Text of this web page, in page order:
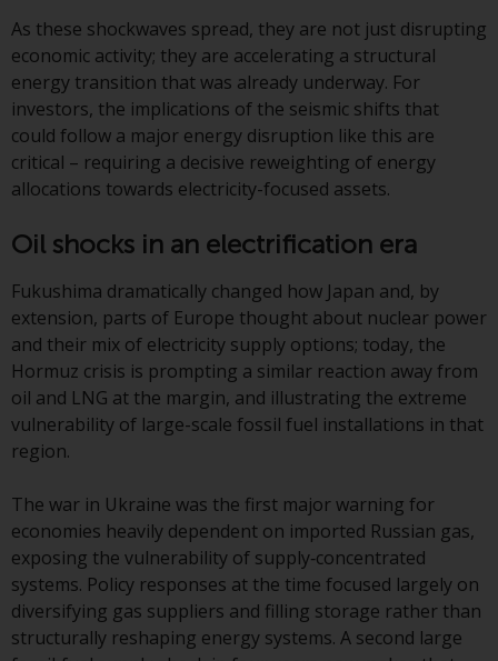
entsprechenden Regelungen, die
diese Regelungen in britisches
Recht umgesetzt und dann beim
Austritt des Vereinigten
Königreichs aus der Europäischen
Union ersetzt haben; es kann
jedoch zusätzliche Anforderungen
Anlage verbieten.
Dementsprechend sind Sie
verpflichtet, sich über solche
Einschränkungen zu informieren
und diese zu beachten. Auf dieser
Website erwähnte Produkte oder
Dienstleistungen sind nur für den
Vertrieb in jenen
denen und an diejenigen
Personen, denen das Anbieten
solcher Produkte und
Dienstleistungen gestattet ist.
As these shockwaves spread, they are not just disrupting
economic activity; they are accelerating a structural
energy transition that was already underway. For
investors, the implications of the seismic shifts that
could follow a major energy disruption like this are
critical – requiring a decisive reweighting of energy
allocations towards electricity-focused assets.
Oil shocks in an electrification era
Fukushima dramatically changed how Japan and, by
extension, parts of Europe thought about nuclear power
and their mix of electricity supply options; today, the
Hormuz crisis is prompting a similar reaction away from
oil and LNG at the margin, and illustrating the extreme
vulnerability of large-scale fossil fuel installations in that
region.
The war in Ukraine was the first major warning for
economies heavily dependent on imported Russian gas,
exposing the vulnerability of supply‑concentrated
systems. Policy responses at the time focused largely on
diversifying gas suppliers and filling storage rather than
structurally reshaping energy systems. A second large